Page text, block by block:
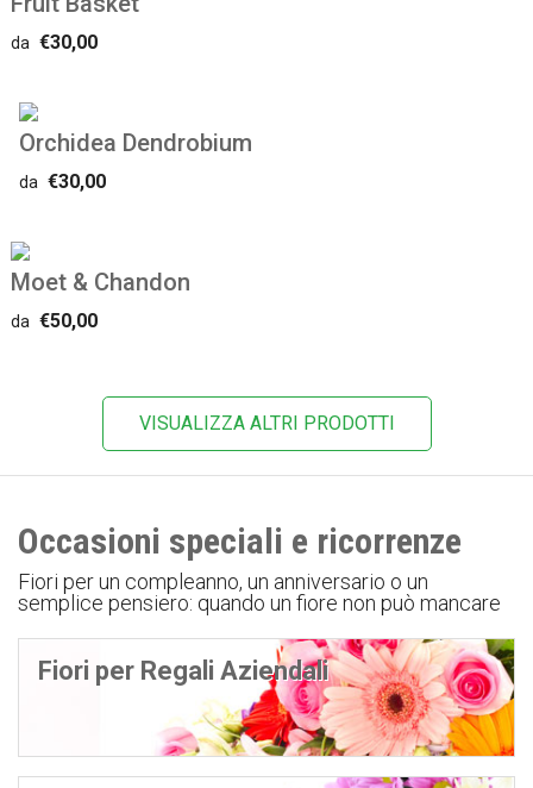
da€30,00
Orchidea Dendrobium
da €30,00
Moet & Chandon
da€50,00
VISUALIZZA ALTRI PRODOTTI
Occasioni speciali e ricorrenze
Fiori per un compleanno, un anniversario o un
semplice pensiero: quando un fiore non può mancare
Fiori per Regali Aziendali